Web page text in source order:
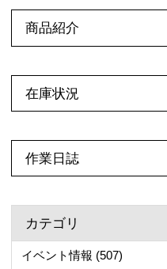
商品紹介
在庫状況
作業日誌
カテゴリ
イベント情報 (507)